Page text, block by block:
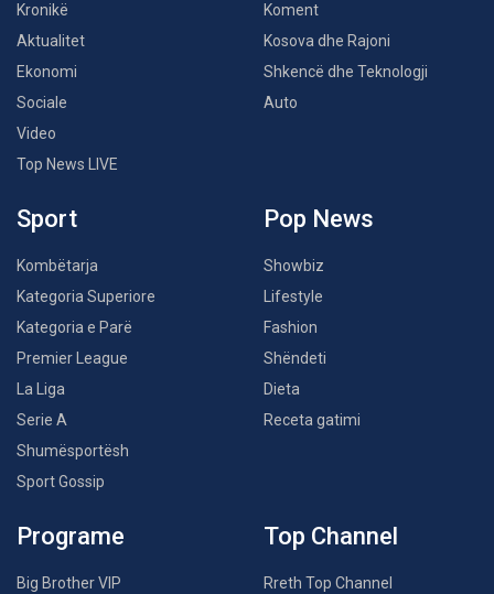
Kronikë
Aktualitet
Ekonomi
Sociale
Video
Top News LIVE
Koment
Kosova dhe Rajoni
Shkencë dhe Teknologji
Auto
Sport
Kombëtarja
Kategoria Superiore
Kategoria e Parë
Premier League
La Liga
Serie A
Shumësportësh
Sport Gossip
Pop News
Showbiz
Lifestyle
Fashion
Shëndeti
Dieta
Receta gatimi
Programe
Big Brother VIP
Top Channel
Rreth Top Channel